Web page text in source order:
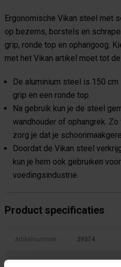
Ergonomische Vikan steel met
op bezems, borstels en
grip, ronde top en ophangoog.
met het Vikan artikel moet tot
De aluminium steel is 150
grip en een ronde top.
Na gebruik kun je de steel
wandhouder of ophangrek.
zorg je dat je
Doordat de Vikan steel
kun je hem ook gebruiken
voedingsindustrie.
Product specificaties
Artikelnummer 29374